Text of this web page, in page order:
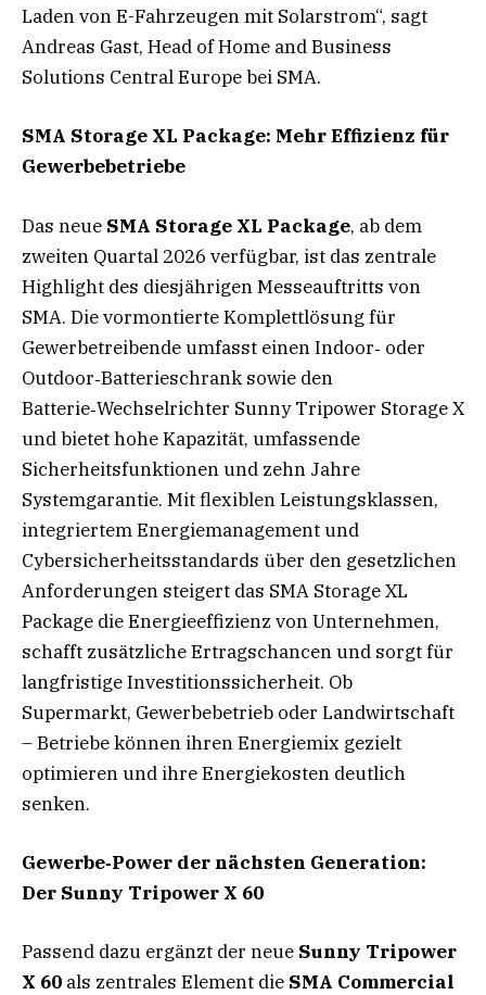
Laden von E-Fahrzeugen mit Solarstrom“, sagt
Andreas Gast, Head of Home and Business
Solutions Central Europe bei SMA.
SMA Storage XL Package: Mehr Effizienz für
Gewerbebetriebe
Das neue SMA Storage XL Package, ab dem
zweiten Quartal 2026 verfügbar, ist das zentrale
Highlight des diesjährigen Messeauftritts von
SMA. Die vormontierte Komplettlösung für
Gewerbetreibende umfasst einen Indoor‑ oder
Outdoor‑Batterieschrank sowie den
Batterie‑Wechselrichter Sunny Tripower Storage X
und bietet hohe Kapazität, umfassende
Sicherheitsfunktionen und zehn Jahre
Systemgarantie. Mit flexiblen Leistungsklassen,
integriertem Energiemanagement und
Cybersicherheitsstandards über den gesetzlichen
Anforderungen steigert das SMA Storage XL
Package die Energieeffizienz von Unternehmen,
schafft zusätzliche Ertragschancen und sorgt für
langfristige Investitionssicherheit. Ob
Supermarkt, Gewerbebetrieb oder Landwirtschaft
– Betriebe können ihren Energiemix gezielt
optimieren und ihre Energiekosten deutlich
senken.
Gewerbe‑Power der nächsten Generation:
Der Sunny Tripower X 60
Passend dazu ergänzt der neue Sunny Tripower
X 60 als zentrales Element die SMA Commercial